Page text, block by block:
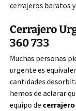
cerrajeros baratos
Cerrajero
360 733
Muchas personas
urgente es
cantidades
hemos de aclarar
equipo de